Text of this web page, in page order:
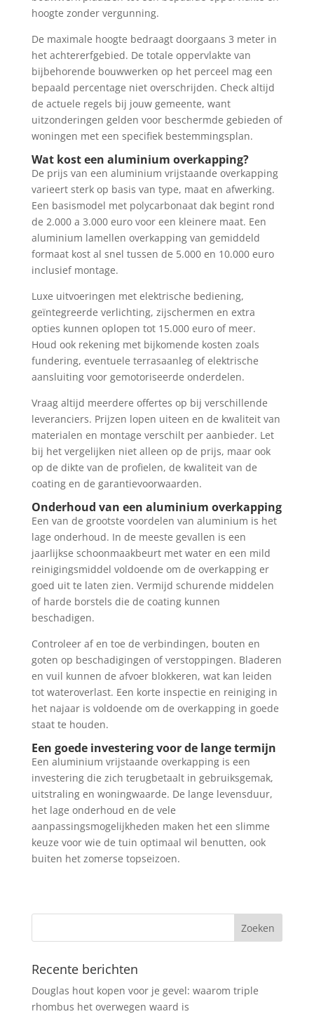
hoogte zonder vergunning.
De maximale hoogte bedraagt doorgaans 3 meter in
het achtererfgebied. De totale oppervlakte van
bijbehorende bouwwerken op het perceel mag een
bepaald percentage niet overschrijden. Check altijd
de actuele regels bij jouw gemeente, want
uitzonderingen gelden voor beschermde gebieden of
woningen met een specifiek bestemmingsplan.
Wat kost een aluminium overkapping?
De prijs van een aluminium vrijstaande overkapping
varieert sterk op basis van type, maat en afwerking.
Een basismodel met polycarbonaat dak begint rond
de 2.000 a 3.000 euro voor een kleinere maat. Een
aluminium lamellen overkapping van gemiddeld
formaat kost al snel tussen de 5.000 en 10.000 euro
inclusief montage.
Luxe uitvoeringen met elektrische bediening,
geïntegreerde verlichting, zijschermen en extra
opties kunnen oplopen tot 15.000 euro of meer.
Houd ook rekening met bijkomende kosten zoals
fundering, eventuele terrasaanleg of elektrische
aansluiting voor gemotoriseerde onderdelen.
Vraag altijd meerdere offertes op bij verschillende
leveranciers. Prijzen lopen uiteen en de kwaliteit van
materialen en montage verschilt per aanbieder. Let
bij het vergelijken niet alleen op de prijs, maar ook
op de dikte van de profielen, de kwaliteit van de
coating en de garantievoorwaarden.
Onderhoud van een aluminium overkapping
Een van de grootste voordelen van aluminium is het
lage onderhoud. In de meeste gevallen is een
jaarlijkse schoonmaakbeurt met water en een mild
reinigingsmiddel voldoende om de overkapping er
goed uit te laten zien. Vermijd schurende middelen
of harde borstels die de coating kunnen
beschadigen.
Controleer af en toe de verbindingen, bouten en
goten op beschadigingen of verstoppingen. Bladeren
en vuil kunnen de afvoer blokkeren, wat kan leiden
tot wateroverlast. Een korte inspectie en reiniging in
het najaar is voldoende om de overkapping in goede
staat te houden.
Een goede investering voor de lange termijn
Een aluminium vrijstaande overkapping is een
investering die zich terugbetaalt in gebruiksgemak,
uitstraling en woningwaarde. De lange levensduur,
het lage onderhoud en de vele
aanpassingsmogelijkheden maken het een slimme
keuze voor wie de tuin optimaal wil benutten, ook
buiten het zomerse topseizoen.
Recente berichten
Douglas hout kopen voor je gevel: waarom triple
rhombus het overwegen waard is